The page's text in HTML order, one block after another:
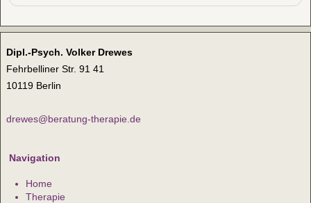
Dipl.-Psych. Volker Drewes
Fehrbelliner Str. 91 41
10119 Berlin
drewes@beratung-therapie.de
Navigation
Home
Therapie